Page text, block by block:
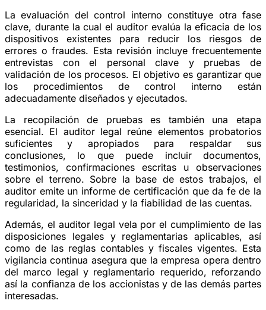
La evaluación del control interno constituye otra fase
clave, durante la cual el auditor evalúa la eficacia de los
dispositivos existentes para reducir los riesgos de
errores o fraudes. Esta revisión incluye frecuentemente
entrevistas con el personal clave y pruebas de
validación de los procesos. El objetivo es garantizar que
los procedimientos de control interno están
adecuadamente diseñados y ejecutados.
La recopilación de pruebas es también una etapa
esencial. El auditor legal reúne elementos probatorios
suficientes y apropiados para respaldar sus
conclusiones, lo que puede incluir documentos,
testimonios, confirmaciones escritas u observaciones
sobre el terreno. Sobre la base de estos trabajos, el
auditor emite un informe de certificación que da fe de la
regularidad, la sinceridad y la fiabilidad de las cuentas.
Además, el auditor legal vela por el cumplimiento de las
disposiciones legales y reglamentarias aplicables, así
como de las reglas contables y fiscales vigentes. Esta
vigilancia continua asegura que la empresa opera dentro
del marco legal y reglamentario requerido, reforzando
así la confianza de los accionistas y de las demás partes
interesadas.